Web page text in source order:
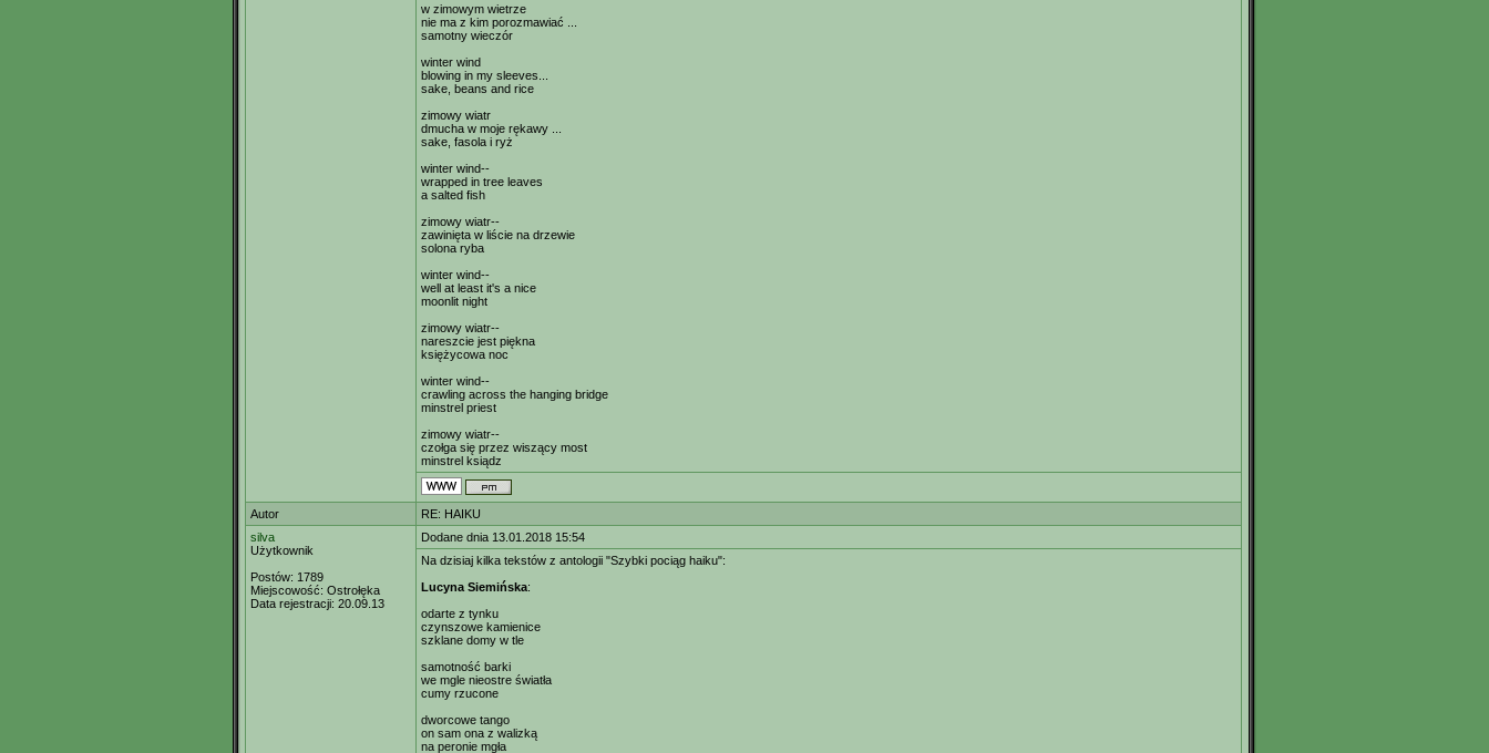
w zimowym wietrze
nie ma z kim porozmawiać ...
samotny wieczór
winter wind
blowing in my sleeves...
sake, beans and rice
zimowy wiatr
dmucha w moje rękawy ...
sake, fasola i ryż
winter wind--
wrapped in tree leaves
a salted fish
zimowy wiatr--
zawinięta w liście na drzewie
solona ryba
winter wind--
well at least it's a nice
moonlit night
zimowy wiatr--
nareszcie jest piękna
księżycowa noc
winter wind--
crawling across the hanging bridge
minstrel priest
zimowy wiatr--
czołga się przez wiszący most
minstrel ksiądz
Autor
RE: HAIKU
silva
Użytkownik
Postów: 1789
Miejscowość: Ostrołęka
Data rejestracji: 20.09.13
Dodane dnia 13.01.2018 15:54
Na dzisiaj kilka tekstów z antologii "Szybki pociąg haiku":
Lucyna Siemińska:
odarte z tynku
czynszowe kamienice
szklane domy w tle
samotność barki
we mgle nieostre światła
cumy rzucone
dworcowe tango
on sam ona z walizką
na peronie mgła